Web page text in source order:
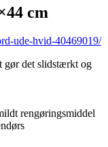
cm
ude-hvid-40469019/
gør det slidstærkt og
rengøringsmiddel